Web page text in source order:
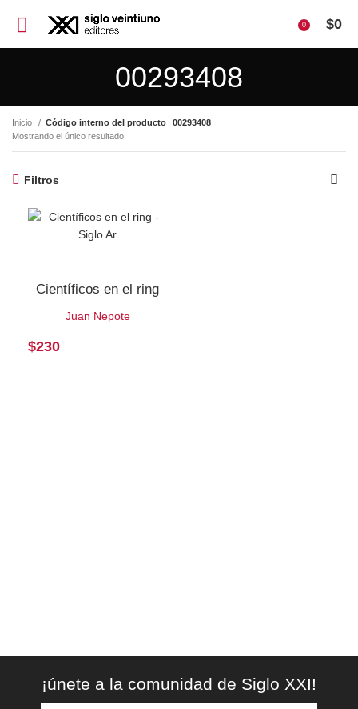
0 $0
00293408
Inicio Código interno del producto
00293408
Mostrando el único resultado
Filtros
Científicos en el ring
Juan Nepote
$230
¡únete a la comunidad de Siglo XXI!